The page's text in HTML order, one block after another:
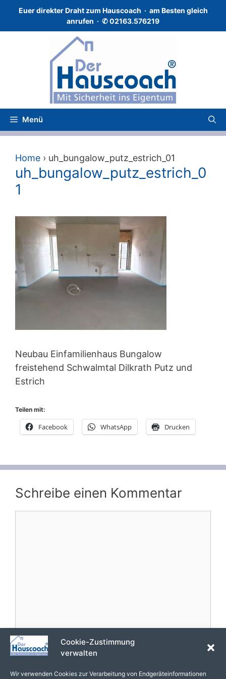
Cookie-Zustimmung
verwalten
Wir verwenden Cookies zur Verarbeitung von Endgeräteinformationen
springen
Euer direkter Draht zum Hauscoach · am Besten gleich
anrufen · ✆02163.576219
Menü
Home › uh_bungalow_putz_estrich_01
uh_bungalow_putz_estrich_0
1
Neubau Einfamilienhaus Bungalow
freistehend Schwalmtal Dilkrath Putz und
Estrich
Teilen mit:
Facebook WhatsApp Drucken
Schreibe einen Kommentar
Name
E-